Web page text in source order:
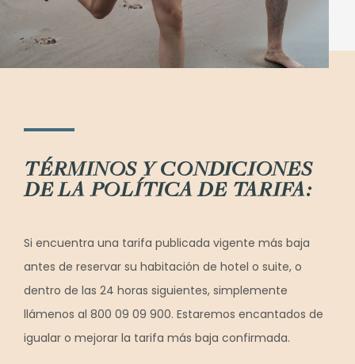
TÉRMINOS Y CONDICIONES
DE LA POLÍTICA DE TARIFA:
Si encuentra una tarifa publicada vigente más baja
antes de reservar su habitación de hotel o suite, o
dentro de las 24 horas siguientes, simplemente
llámenos al 800 09 09 900. Estaremos encantados de
igualar o mejorar la tarifa más baja confirmada.